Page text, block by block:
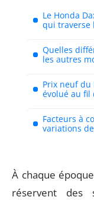
Le Honda
qui traverse
Quelles
les autres
Prix neuf du
évolué au fil
Facteurs à
variations
À chaque
réservent des